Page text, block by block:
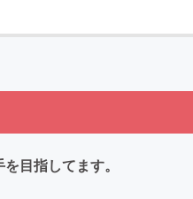
目指してます。